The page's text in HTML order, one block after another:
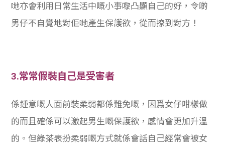
哋亦會利用日常生活中嘅小事嚟凸顯自己的好，令啲
男仔不自覺地對佢哋產生保護欲，從而撩到對方！
3.常常假裝自己是受害者
係鍾意嘅人面前裝柔弱都係難免嘅，因爲女仔咁樣做
的而且確係可以激起男生嘅保護欲，感情會更加升溫
的。但綠茶表扮柔弱嘅方式就係會話自己經常會被女